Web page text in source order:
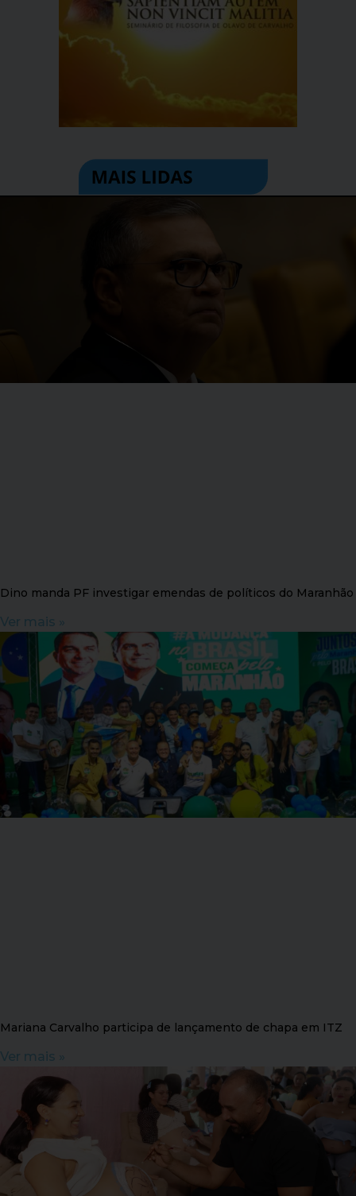
Dino manda PF investigar emendas de políticos do Maranhão
Ver mais »
Mariana Carvalho participa de lançamento de chapa em ITZ
Ver mais »